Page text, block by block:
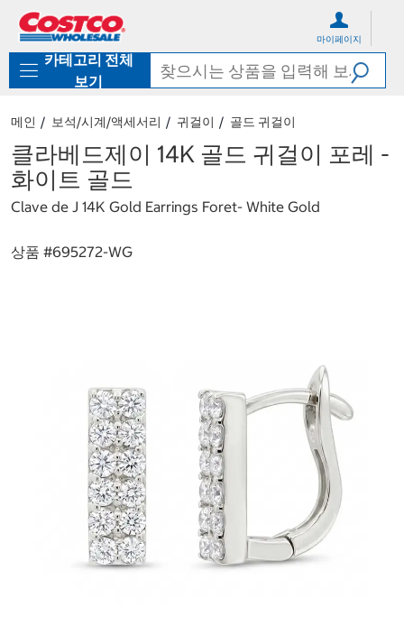
로
기
가
마이페이지
카테고리 전체
보기
메인 보석/시계/액세서리 귀걸이 골드 귀걸이
클라베드제이 14K 골드 귀걸이 포레 -
화이트 골드
Clave de J 14K Gold Earrings Foret- White Gold
상품 #695272-WG